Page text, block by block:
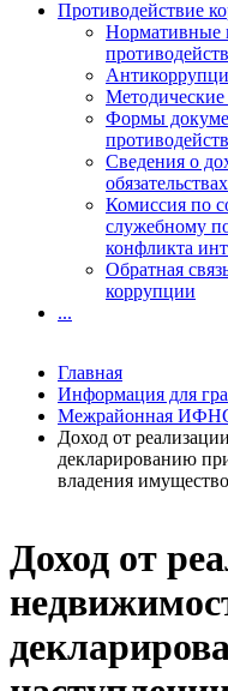
Доход от
Противодействие
Нормативные
Формы
Сведения о
Комиссия по
служебному
конфликта
Обратная
коррупции
...
Главная
Информация для
Межрайонная ИФНС
Доход от
декларированию
владения